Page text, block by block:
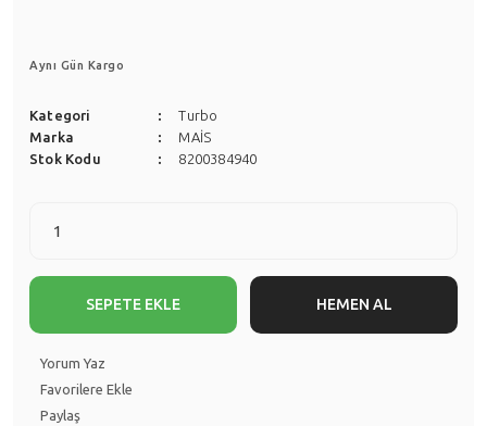
Aynı Gün Kargo
Kategori
Turbo
Marka
MAİS
Stok Kodu
8200384940
SEPETE EKLE HEMEN AL
Yorum Yaz
Paylaş